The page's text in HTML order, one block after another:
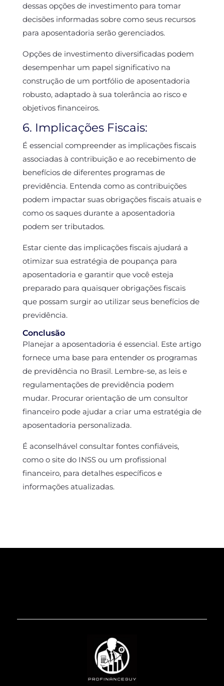
dessas opções de investimento para tomar
decisões informadas sobre como seus recursos
para aposentadoria serão gerenciados.
Opções de investimento diversificadas podem
desempenhar um papel significativo na
construção de um portfólio de aposentadoria
robusto, adaptado à sua tolerância ao risco e
objetivos financeiros.
6. Implicações Fiscais:
É essencial compreender as implicações fiscais
associadas à contribuição e ao recebimento de
benefícios de diferentes programas de
previdência. Entenda como as contribuições
podem impactar suas obrigações fiscais atuais e
como os saques durante a aposentadoria
podem ser tributados.
Estar ciente das implicações fiscais ajudará a
otimizar sua estratégia de poupança para
aposentadoria e garantir que você esteja
preparado para quaisquer obrigações fiscais
que possam surgir ao utilizar seus benefícios de
previdência.
Conclusão
Planejar a aposentadoria é essencial. Este artigo
fornece uma base para entender os programas
de previdência no Brasil. Lembre-se, as leis e
regulamentações de previdência podem
mudar. Procurar orientação de um consultor
financeiro pode ajudar a criar uma estratégia de
aposentadoria personalizada.
É aconselhável consultar fontes confiáveis,
como o site do INSS ou um profissional
financeiro, para detalhes específicos e
informações atualizadas.